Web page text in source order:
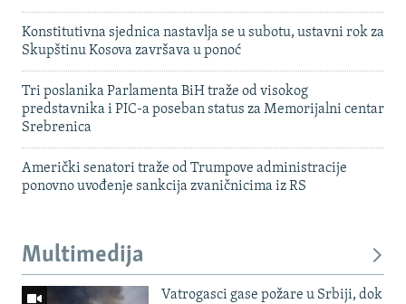
Konstitutivna sjednica nastavlja se u subotu, ustavni rok za
Skupštinu Kosova završava u ponoć
Tri poslanika Parlamenta BiH traže od visokog
predstavnika i PIC-a poseban status za Memorijalni centar
Srebrenica
Američki senatori traže od Trumpove administracije
ponovno uvođenje sankcija zvaničnicima iz RS
Multimedija
Vatrogasci gase požare u Srbiji, dok